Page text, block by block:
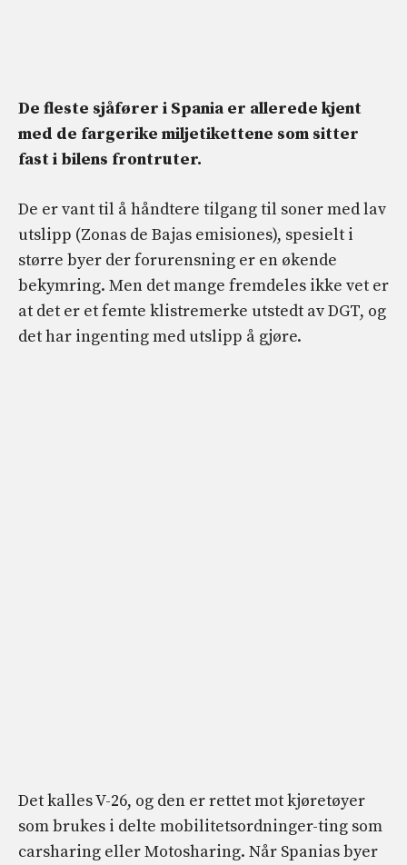
De fleste sjåfører i Spania er allerede kjent
med de fargerike miljetikettene som sitter
fast i bilens frontruter.
De er vant til å håndtere tilgang til soner med lav
utslipp (Zonas de Bajas emisiones), spesielt i
større byer der forurensning er en økende
bekymring. Men det mange fremdeles ikke vet er
at det er et femte klistremerke utstedt av DGT, og
det har ingenting med utslipp å gjøre.
Det kalles V-26, og den er rettet mot kjøretøyer
som brukes i delte mobilitetsordninger-ting som
carsharing eller Motosharing. Når Spanias byer